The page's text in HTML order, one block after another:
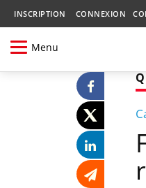
INSCRIPTION CONNEXION
Menu